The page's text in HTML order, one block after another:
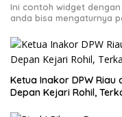
Ini contoh widget
anda bisa mengaturnya
Ketua Inakor DPW Riau
Depan Kejari Rohil,